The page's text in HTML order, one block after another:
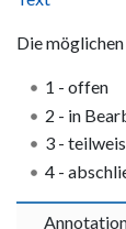
Die
1 - offen
2 - in
3 -
4 -